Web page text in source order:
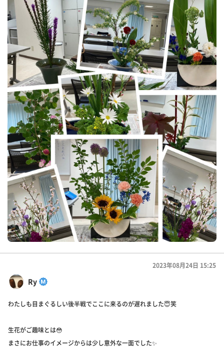
Ry
2023年08月24日 15:25
わたしも目まぐるしい後半戦でここに来るのが遅れました😇笑
生花がご趣味とは😳
まさにお仕事のイメージからは少し意外な一面でした✨